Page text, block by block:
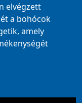
elvégzett
a bohócok
amely